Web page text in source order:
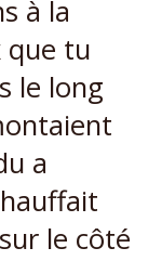
à la
que tu
le long
a
le côté